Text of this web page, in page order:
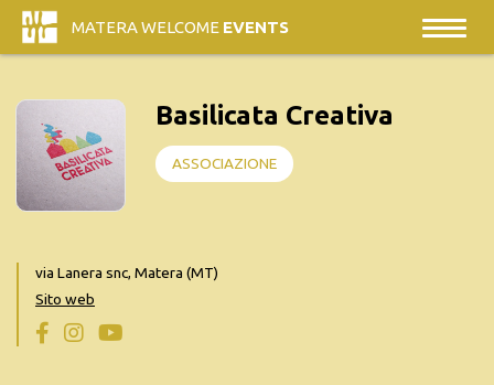
MATERA WELCOME EVENTS
Basilicata Creativa
ASSOCIAZIONE
via Lanera snc, Matera (MT)
Sito web